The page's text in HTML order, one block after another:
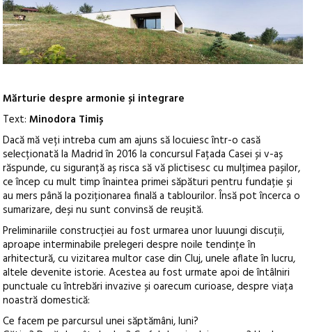
Mărturie despre armonie și integrare
Text:Minodora Timiș
Dacă mă veți intreba cum am ajuns să locuiesc într-o casă
selecționată la Madrid în 2016 la concursul Fațada Casei și v-aș
răspunde, cu siguranță aș risca să vă plictisesc cu mulțimea pașilor,
ce încep cu mult timp înaintea primei săpături pentru fundație și
au mers până la poziționarea finală a tablourilor. Însă pot încerca o
sumarizare, deși nu sunt convinsă de reușită.
Preliminariile construcției au fost urmarea unor luuungi discuții,
aproape interminabile prelegeri despre noile tendințe în
arhitectură, cu vizitarea multor case din Cluj, unele aflate în lucru,
altele devenite istorie. Acestea au fost urmate apoi de întâlniri
punctuale cu întrebări invazive și oarecum curioase, despre viața
noastră domestică:
Ce facem pe parcursul unei săptămâni, luni?